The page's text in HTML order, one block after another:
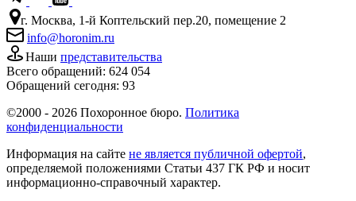
г. Москва, 1-й Коптельский пер.20, помещение 2
info@horonim.ru
Наши представительства
Всего обращений: 624 054
Обращений сегодня: 93
©2000 - 2026 Похоронное бюро. Политика
конфиденциальности
Информация на сайте не является публичной офертой,
определяемой положениями Статьи 437 ГК РФ и носит
информационно-справочный характер.